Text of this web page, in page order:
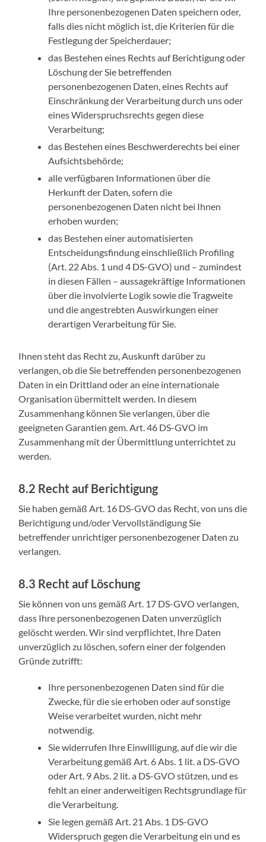
Ihre personenbezogenen Daten speichern oder,
falls dies nicht möglich ist, die Kriterien für die
Festlegung der Speicherdauer;
das Bestehen eines Rechts auf Berichtigung oder
Löschung der Sie betreffenden
personenbezogenen Daten, eines Rechts auf
Einschränkung der Verarbeitung durch uns oder
eines Widerspruchsrechts gegen diese
Verarbeitung;
das Bestehen eines Beschwerderechts bei einer
Aufsichtsbehörde;
alle verfügbaren Informationen über die
Herkunft der Daten, sofern die
personenbezogenen Daten nicht bei Ihnen
erhoben wurden;
das Bestehen einer automatisierten
Entscheidungsfindung einschließlich Profiling
(Art. 22 Abs. 1 und 4 DS-GVO) und – zumindest
in diesen Fällen – aussagekräftige Informationen
über die involvierte Logik sowie die Tragweite
und die angestrebten Auswirkungen einer
derartigen Verarbeitung für Sie.
Ihnen steht das Recht zu, Auskunft darüber zu
verlangen, ob die Sie betreffenden personenbezogenen
Daten in ein Drittland oder an eine internationale
Organisation übermittelt werden. In diesem
Zusammenhang können Sie verlangen, über die
geeigneten Garantien gem. Art. 46 DS-GVO im
Zusammenhang mit der Übermittlung unterrichtet zu
werden.
8.2 Recht auf Berichtigung
Sie haben gemäß Art. 16 DS-GVO das Recht, von uns die
Berichtigung und/oder Vervollständigung Sie
betreffender unrichtiger personenbezogener Daten zu
verlangen.
8.3 Recht auf Löschung
Sie können von uns gemäß Art. 17 DS-GVO verlangen,
dass Ihre personenbezogenen Daten unverzüglich
gelöscht werden. Wir sind verpflichtet, Ihre Daten
unverzüglich zu löschen, sofern einer der folgenden
Gründe zutrifft:
Ihre personenbezogenen Daten sind für die
Zwecke, für die sie erhoben oder auf sonstige
Weise verarbeitet wurden, nicht mehr
notwendig.
Sie widerrufen Ihre Einwilligung, auf die wir die
Verarbeitung gemäß Art. 6 Abs. 1 lit. a DS-GVO
oder Art. 9 Abs. 2 lit. a DS-GVO stützen, und es
fehlt an einer anderweitigen Rechtsgrundlage für
die Verarbeitung.
Sie legen gemäß Art. 21 Abs. 1 DS-GVO
Widerspruch gegen die Verarbeitung ein und es